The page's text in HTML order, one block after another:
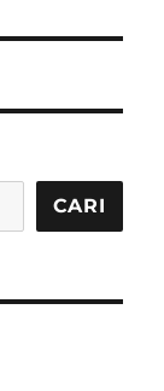
CARI